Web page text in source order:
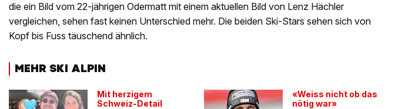
die ein Bild vom 22-jährigen Odermatt mit einem aktuellen Bild von Lenz Hächler
vergleichen, sehen fast keinen Unterschied mehr. Die beiden Ski-Stars sehen sich von
Kopf bis Fuss täuschend ähnlich.
MEHR SKI ALPIN
Mit herzigem
Schweiz-Detail
«Weiss nicht ob das
nötig war»